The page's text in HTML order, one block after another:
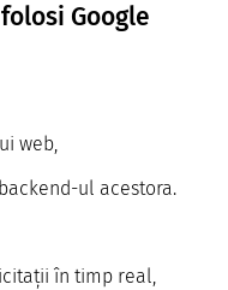
Google
web,
ul acestora.
în timp real,